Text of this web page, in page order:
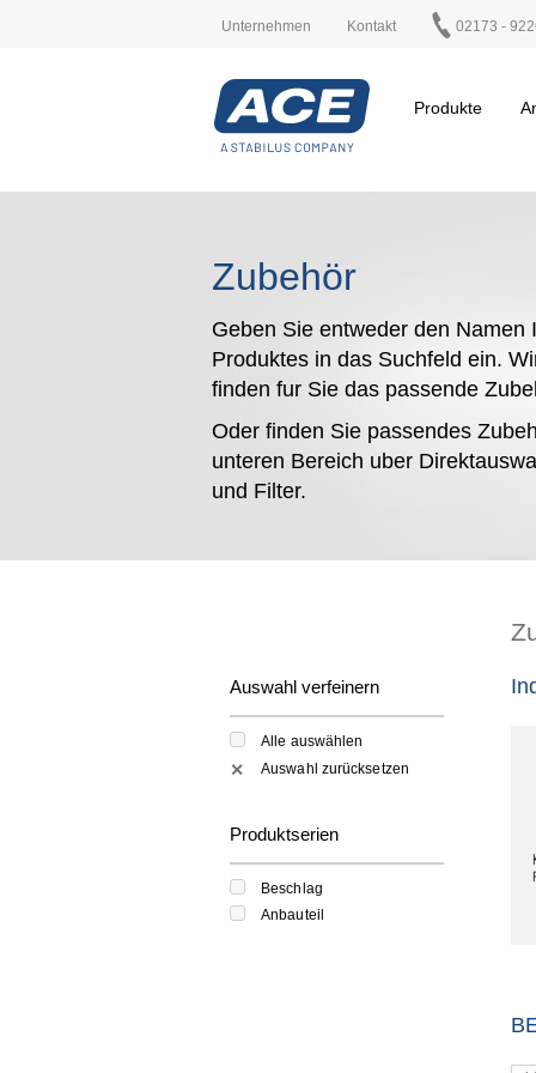
Unternehmen Kontakt 02173 -
Produkte
Zubehör
Geben Sie entweder den Namen
Produktes in das Suchfeld ein.
finden fur Sie das passende
Oder finden Sie passendes
unteren Bereich uber
und Filter.
Auswahl verfeinern
Alle auswählen
✕ Auswahl zurücksetzen
Produktserien
Beschlag
Anbauteil